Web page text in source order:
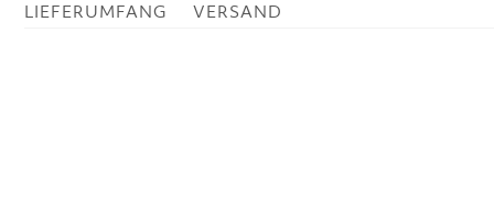
LIEFERUMFANG VERSAND